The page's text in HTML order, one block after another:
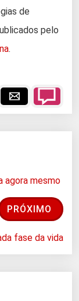
de
pelo
.
agora mesmo
PRÓXIMO
fase da vida